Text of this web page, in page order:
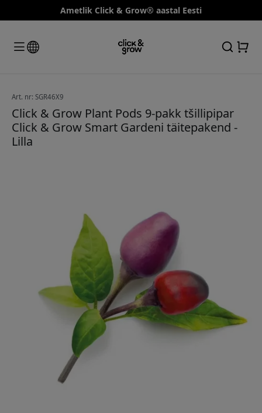
Ametlik Click & Grow® aastal Eesti
Art. nr: SGR46X9
Click & Grow Plant Pods 9-pakk tšillipipar
Click & Grow Smart Gardeni täitepakend -
Lilla